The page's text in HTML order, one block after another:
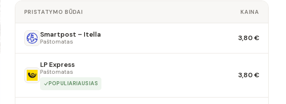
PRISTATYMO BŪDAI KAINA
Smartpost – Itella
Paštomatas 3,80 €
LP Express
Paštomatas
POPULIARIAUSIAS
3,80 €